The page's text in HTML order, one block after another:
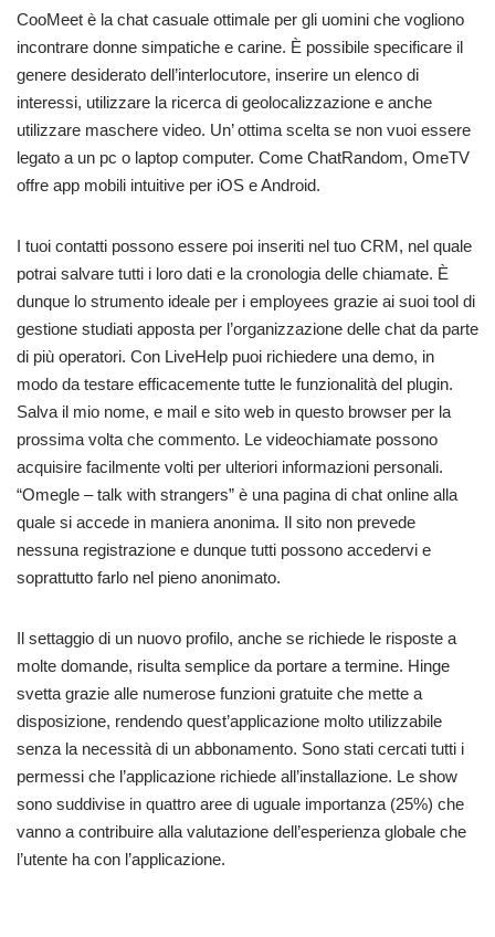
CooMeet è la chat casuale ottimale per gli uomini che vogliono
incontrare donne simpatiche e carine. È possibile specificare il
genere desiderato dell’interlocutore, inserire un elenco di
interessi, utilizzare la ricerca di geolocalizzazione e anche
utilizzare maschere video. Un’ ottima scelta se non vuoi essere
legato a un pc o laptop computer. Come ChatRandom, OmeTV
offre app mobili intuitive per iOS e Android.
I tuoi contatti possono essere poi inseriti nel tuo CRM, nel quale
potrai salvare tutti i loro dati e la cronologia delle chiamate. È
dunque lo strumento ideale per i employees grazie ai suoi tool di
gestione studiati apposta per l’organizzazione delle chat da parte
di più operatori. Con LiveHelp puoi richiedere una demo, in
modo da testare efficacemente tutte le funzionalità del plugin.
Salva il mio nome, e mail e sito web in questo browser per la
prossima volta che commento. Le videochiamate possono
acquisire facilmente volti per ulteriori informazioni personali.
“Omegle – talk with strangers” è una pagina di chat online alla
quale si accede in maniera anonima. Il sito non prevede
nessuna registrazione e dunque tutti possono accedervi e
soprattutto farlo nel pieno anonimato.
Il settaggio di un nuovo profilo, anche se richiede le risposte a
molte domande, risulta semplice da portare a termine. Hinge
svetta grazie alle numerose funzioni gratuite che mette a
disposizione, rendendo quest’applicazione molto utilizzabile
senza la necessità di un abbonamento. Sono stati cercati tutti i
permessi che l’applicazione richiede all’installazione. Le show
sono suddivise in quattro aree di uguale importanza (25%) che
vanno a contribuire alla valutazione dell’esperienza globale che
l’utente ha con l’applicazione.